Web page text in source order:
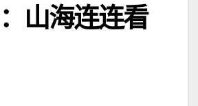
山海连连看